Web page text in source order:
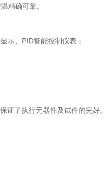
精确可靠。
示、PID智能控制仪表；
证了执行元器件及试件的完好。